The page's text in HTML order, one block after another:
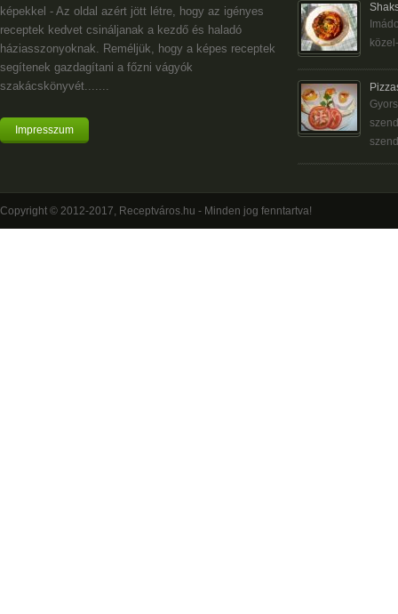
képekkel - Az oldal azért jött létre, hogy az igényes
receptek kedvet csináljanak a kezdő és haladó
háziasszonyoknak. Reméljük, hogy a képes receptek
segítenek gazdagítani a főzni vágyók
szakácskönyvét.......
Impresszum
Copyright © 2012-2017, Receptváros.hu - Minden jog fenntartva!